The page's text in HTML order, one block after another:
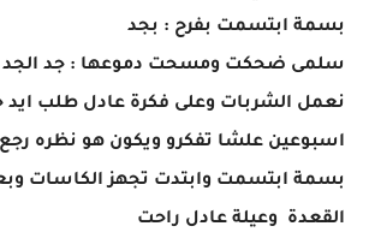
بسمة ابتسمت بفرح : بجد
سلمى ضحكت ومسحت دموعها : جد الجد
نعمل الشربات وعلى فكرة عادل طلب ايد
اسبوعين علشا تفكرو ويكون هو نظره رجع
بسمة ابتسمت وابتدت تجهز الكاسات
القعدة وعيلة عادل راحت